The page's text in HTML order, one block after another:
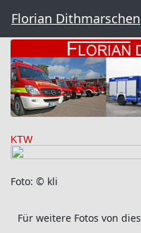
Florian Dithmarschen
KTW
Foto: © kli
Für weitere Fotos von